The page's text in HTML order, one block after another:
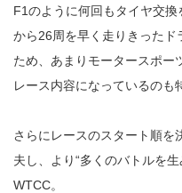
F1のように何回もタイヤ交
から26周を早く走りきった
ため、あまりモータースポー
レース内容になっているのも
さらにレースのスタート順を
夫し、より“多くのバトルを
WTCC。